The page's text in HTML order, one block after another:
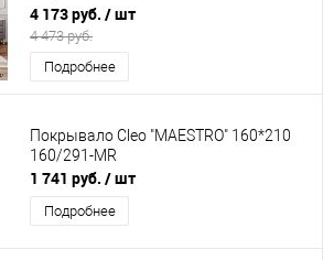
4 173 руб. / шт
4 473 руб.
Подробнее
Покрывало Cleo "MAESTRO" 160*210
160/291-MR
1 741 руб. / шт
Подробнее